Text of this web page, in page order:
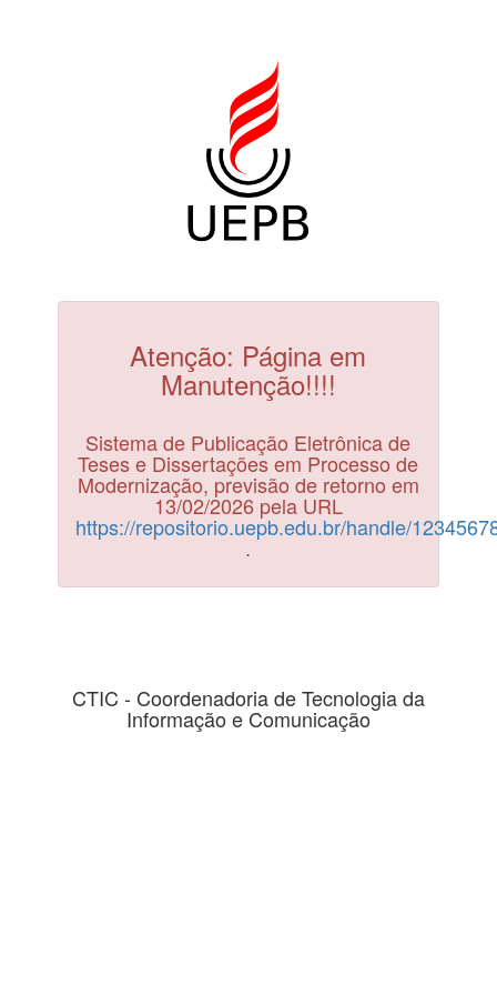
Atenção: Página em
Manutenção!!!!
Sistema de Publicação Eletrônica de
Teses e Dissertações em Processo de
Modernização, previsão de retorno em
13/02/2026 pela URL
https://repositorio.uepb.edu.br/handle/
.
CTIC - Coordenadoria de Tecnologia da
Informação e Comunicação